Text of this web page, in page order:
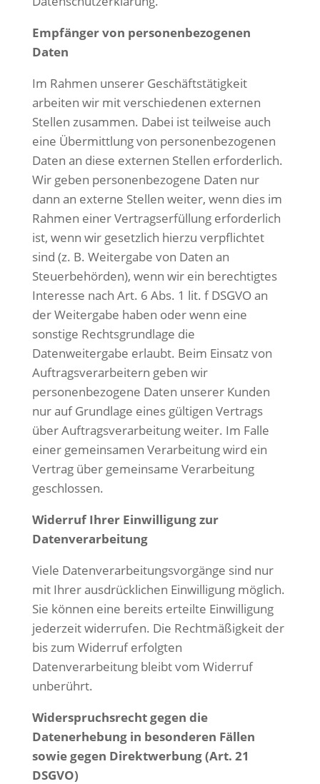
Empfänger von personenbezogenen
Daten
Im Rahmen unserer Geschäftstätigkeit
arbeiten wir mit verschiedenen externen
Stellen zusammen. Dabei ist teilweise auch
eine Übermittlung von personenbezogenen
Daten an diese externen Stellen erforderlich.
Wir geben personenbezogene Daten nur
dann an externe Stellen weiter, wenn dies im
Rahmen einer Vertragserfüllung erforderlich
ist, wenn wir gesetzlich hierzu verpflichtet
sind (z. B. Weitergabe von Daten an
Steuerbehörden), wenn wir ein berechtigtes
Interesse nach Art. 6 Abs. 1 lit. f DSGVO an
der Weitergabe haben oder wenn eine
sonstige Rechtsgrundlage die
Datenweitergabe erlaubt. Beim Einsatz von
Auftragsverarbeitern geben wir
personenbezogene Daten unserer Kunden
nur auf Grundlage eines gültigen Vertrags
über Auftragsverarbeitung weiter. Im Falle
einer gemeinsamen Verarbeitung wird ein
Vertrag über gemeinsame Verarbeitung
geschlossen.
Widerruf Ihrer Einwilligung zur
Datenverarbeitung
Viele Datenverarbeitungsvorgänge sind nur
mit Ihrer ausdrücklichen Einwilligung möglich.
Sie können eine bereits erteilte Einwilligung
jederzeit widerrufen. Die Rechtmäßigkeit der
bis zum Widerruf erfolgten
Datenverarbeitung bleibt vom Widerruf
unberührt.
Widerspruchsrecht gegen die
Datenerhebung in besonderen Fällen
sowie gegen Direktwerbung (Art. 21
DSGVO)